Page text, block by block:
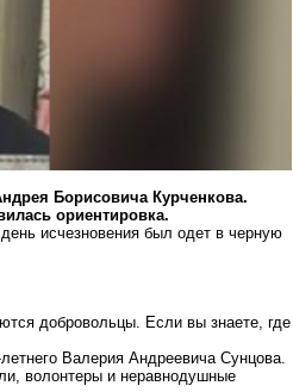
Борисовича Курченкова.
ориентировка.
исчезновения был одет в черную
добровольцы. Если вы знаете, где
Валерия Андреевича Сунцова.
волонтеры и неравнодушные